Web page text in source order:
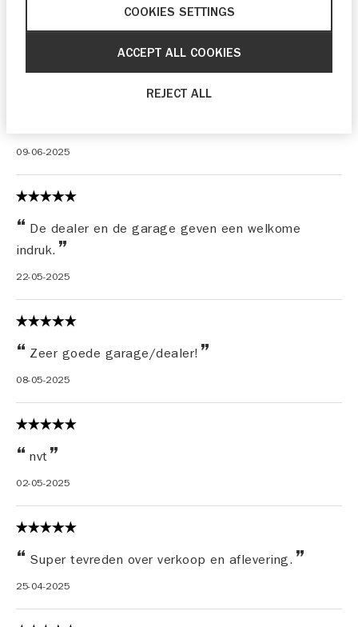
09-06-2025
De dealer en de garage geven een welkome
indruk.
22-05-2025
Zeer goede garage/dealer!
08-05-2025
nvt
02-05-2025
Super tevreden over verkoop en aflevering.
25-04-2025
COOKIES SETTINGS
REJECT ALL
ACCEPT ALL COOKIES